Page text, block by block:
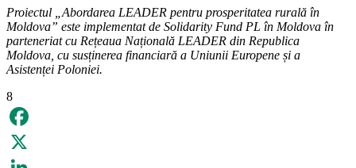
Proiectul „Abordarea LEADER pentru prosperitatea rurală în
Moldova” este implementat de Solidarity Fund PL în Moldova în
parteneriat cu Rețeaua Națională LEADER din Republica
Moldova, cu susținerea financiară a Uniunii Europene și a
Asistenței Poloniei.
8
Facebook